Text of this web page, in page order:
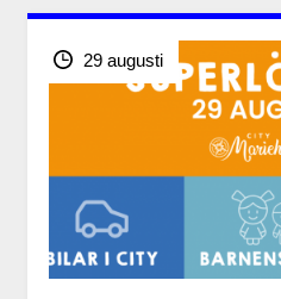
29 augusti